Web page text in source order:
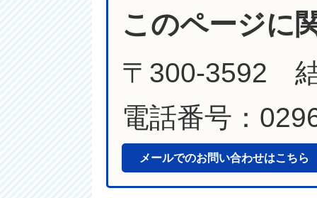
このページに
〒300-3592
電話番号：
メールでのお問い合わせはこちら